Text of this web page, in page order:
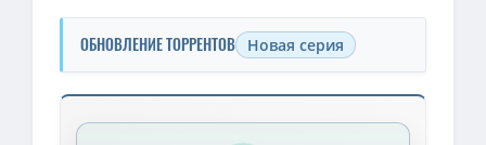
ОБНОВЛЕНИЕ ТОРРЕНТОВ Новая серия
Скачать торрент — Актёрище / Сезон: 01 (2025)